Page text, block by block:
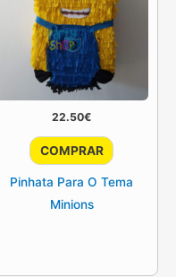
22.50€
COMPRAR
Pinhata Para O Tema
Minions